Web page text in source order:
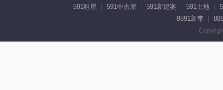
591租屋 591中古屋 591新建案 591土地
8891新車